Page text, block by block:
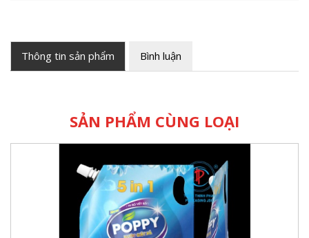
Thông tin sản phẩm Bình luận
SẢN PHẨM CÙNG LOẠI